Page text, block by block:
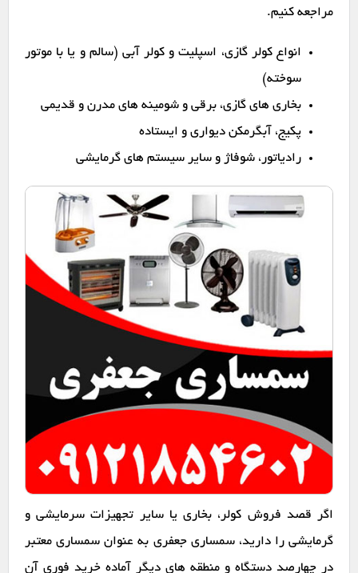
مراجعه کنیم.
انواع کولر گازی، اسپلیت و کولر آبی (سالم و یا با موتور
سوخته)
بخاری های گازی، برقی و شومینه های مدرن و قدیمی
پکیج، آبگرمکن دیواری و ایستاده
رادیاتور، شوفاژ و سایر سیستم های گرمایشی
اگر قصد فروش کولر، بخاری یا سایر تجهیزات سرمایشی و
گرمایشی را دارید، سمساری جعفری به عنوان سمساری معتبر
در چهارصد دستگاه و منطقه های دیگر آماده خرید فوری آن